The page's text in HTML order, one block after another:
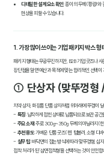
디테일한 설계 요소 확인: 종이의 두께(평량)와
현상을 피할 수 있습니다.
1. 가장 많이 쓰이는 기업 패키지 박스
패키지 형태는 무궁무진하지만, B2B 기업 굿즈나
장단점을 알면 예산과 목적에 맞는 합리적인 선택이
① 단상자 (맞뚜껑형
치약 상자, 화장품 단품 상자처럼 위아래에 뚜껑이
- 특징: 납작하게 접힌 상태로 납품되므로 보관 공
- 주요 소재: 주로 300g~350g 두께의 마닐라지(한
- 추천 용도: 가벼운 단품 굿즈(펜, 텀블러, 소형 디
- 실무 팁: 바닥면의 접는 방식에 따라 맞뚜껑형, 십
접착 처리가 된 '삼면접착형'을 선택하는 것이 안전합